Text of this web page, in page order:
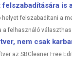
is
felszabadítani a
felhasználó
nem csak
az SBCleaner Free